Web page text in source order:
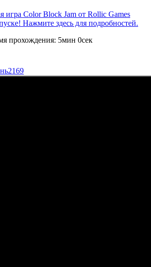
игра Color Block Jam от Rollic Games
Нажмите здесь для подробностей.
прохождения: 5мин 0сек
2169